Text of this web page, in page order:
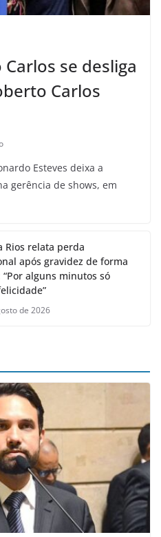
se desliga
Carlos
Esteves deixa a
gerência de shows, em
Rios relata perda
após gravidez de forma
alguns minutos só
de 2026